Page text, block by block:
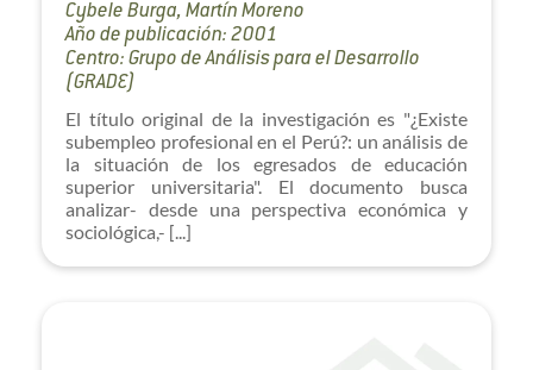
Cybele Burga, Martín Moreno
Año de publicación: 2001
Centro: Grupo de Análisis para el Desarrollo
(GRADE)
El título original de la investigación es "¿Existe
subempleo profesional en el Perú?: un análisis de
la situación de los egresados de educación
superior universitaria". El documento busca
analizar- desde una perspectiva económica y
sociológica,- [...]